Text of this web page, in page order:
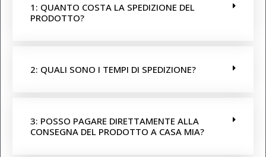
1: QUANTO COSTA LA SPEDIZIONE DEL
PRODOTTO?
2: QUALI SONO I TEMPI DI SPEDIZIONE?
3: POSSO PAGARE DIRETTAMENTE ALLA
CONSEGNA DEL PRODOTTO A CASA MIA?